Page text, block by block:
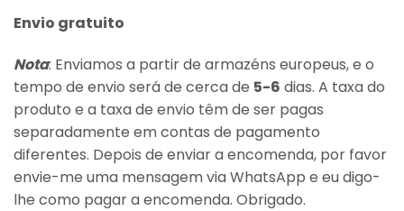
Envio gratuito
Nota: Enviamos a partir de armazéns europeus, e o
tempo de envio será de cerca de 5-6 dias. A taxa do
produto e a taxa de envio têm de ser pagas
separadamente em contas de pagamento
diferentes. Depois de enviar a encomenda, por favor
envie-me uma mensagem via WhatsApp e eu digo-
lhe como pagar a encomenda. Obrigado.